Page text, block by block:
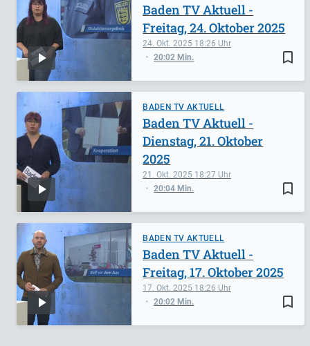
bookmark_border
24. Okt. 2025 18:26
20:02 Min.
Baden TV Aktuell -
Freitag, 24. Oktober 2025
BADEN TV AKTUELL
bookmark_border
21. Okt. 2025 18:27
20:04 Min.
Baden TV Aktuell -
Dienstag, 21. Oktober
2025
BADEN TV AKTUELL
bookmark_border
17. Okt. 2025 18:26
20:02 Min.
Baden TV Aktuell -
Freitag, 17. Oktober 2025